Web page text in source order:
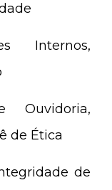
Internos,
de Ética
de